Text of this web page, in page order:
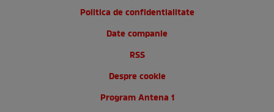
Politica de confidentialitate
Date companie
RSS
Despre cookie
Program Antena 1